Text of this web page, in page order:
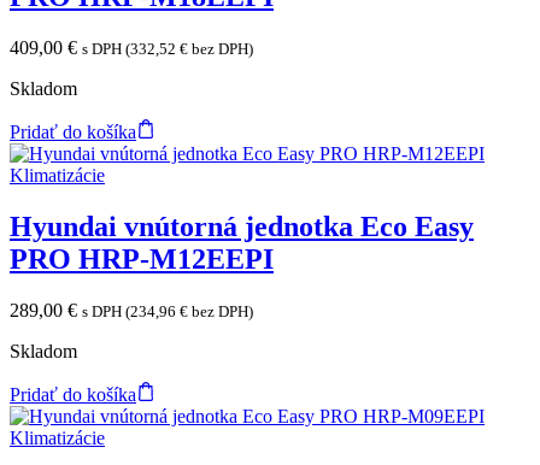
409,00 € s DPH (332,52 € bez DPH)
Skladom
Pridať do košíka
Klimatizácie
Hyundai vnútorná jednotka Eco Easy
PRO HRP-M12EEPI
289,00 € s DPH (234,96 € bez DPH)
Skladom
Pridať do košíka
Klimatizácie